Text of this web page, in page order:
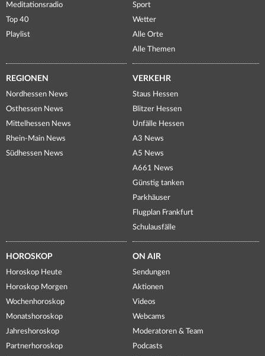
Meditationsradio
Top 40
Playlist
Sport
Wetter
Alle Orte
Alle Themen
REGIONEN
Nordhessen News
Osthessen News
Mittelhessen News
Rhein-Main News
Südhessen News
VERKEHR
Staus Hessen
Blitzer Hessen
Unfälle Hessen
A3 News
A5 News
A661 News
Günstig tanken
Parkhäuser
Flugplan Frankfurt
Schulausfälle
HOROSKOP
Horoskop Heute
Horoskop Morgen
Wochenhoroskop
Monatshoroskop
Jahreshoroskop
Partnerhoroskop
ON AIR
Sendungen
Aktionen
Videos
Webcams
Moderatoren & Team
Podcasts